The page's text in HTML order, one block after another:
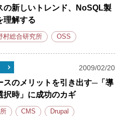
の新しいトレンド、NoSQL製
理解する
村総合研究所 OSS
2009/02/20
スのメリットを引き出す─「導
択時」に成功のカギ
CMS Drupal